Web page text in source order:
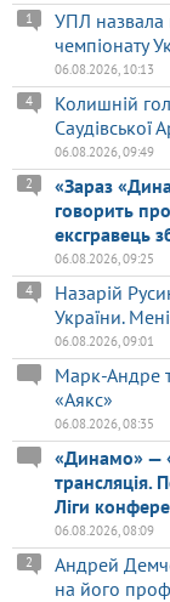
УПЛ назвала
чемпіонату
1
06.08.2026, 10:13
Колишній
Саудівської
4
06.08.2026, 09:49
«Зараз
говорить
ексгравець
2
06.08.2026, 09:25
Назарій
України.
4
06.08.2026, 09:01
Марк-Андре
«Аякс»
06.08.2026, 08:35
«Динамо» —
трансляція.
Ліги
06.08.2026, 08:09
Андрей
на його
2